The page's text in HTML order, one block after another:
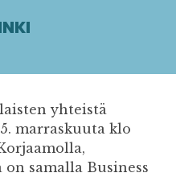
yhteistä
marraskuuta klo
on samalla Business